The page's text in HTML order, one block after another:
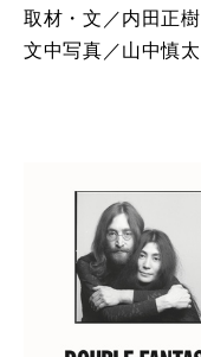
取材・文／内田正樹
文中写真／山中慎